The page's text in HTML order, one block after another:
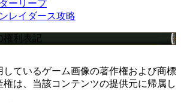
ーリープ
レイダース攻略
権利表記
ているゲーム画像の著作権および商標
は、当該コンテンツの提供元に帰属し